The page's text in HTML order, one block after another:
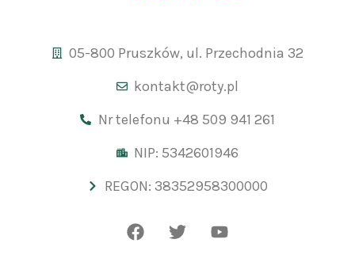
05-800 Pruszków, ul. Przechodnia 32
kontakt@roty.pl
Nr telefonu +48 509 941 261
NIP: 5342601946
REGON: 38352958300000